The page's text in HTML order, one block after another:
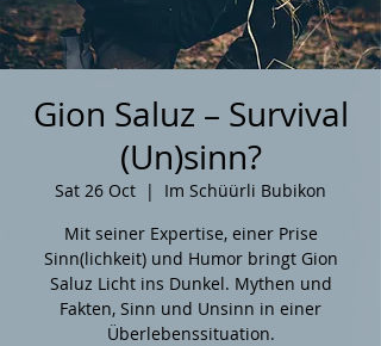
Gion Saluz – Survival
(Un)sinn?
Sat 26 Oct
  |
Im Schüürli Bubikon
Mit seiner Expertise, einer Prise
Sinn(lichkeit) und Humor bringt Gion
Saluz Licht ins Dunkel. Mythen und
Fakten, Sinn und Unsinn in einer
Überlebenssituation.